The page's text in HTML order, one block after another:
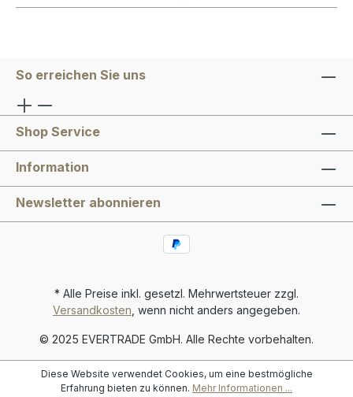
So erreichen Sie uns
Shop Service
Information
Newsletter abonnieren
* Alle Preise inkl. gesetzl. Mehrwertsteuer zzgl.
Versandkosten, wenn nicht anders angegeben.
© 2025 EVERTRADE GmbH. Alle Rechte vorbehalten.
Diese Website verwendet Cookies, um eine bestmögliche
Erfahrung bieten zu können. Mehr Informationen ...